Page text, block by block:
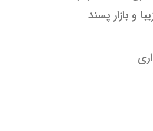
و بازار پسند